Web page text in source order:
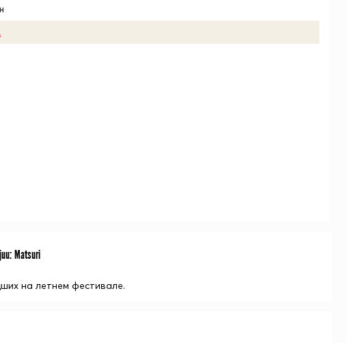
Matsuri
на летнем фестивале.